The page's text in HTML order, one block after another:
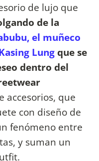
de lujo que
de la
el muñeco
Lungque se
dentro del
accesorios, que
con diseño de
fenómeno entre
y suman un